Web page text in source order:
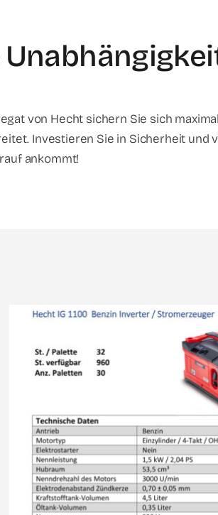
von Hecht sichern Sie sich
Investieren Sie in Sicherheit und
ankommt!